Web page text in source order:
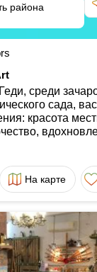
района
среди
сада,
красота
На карте